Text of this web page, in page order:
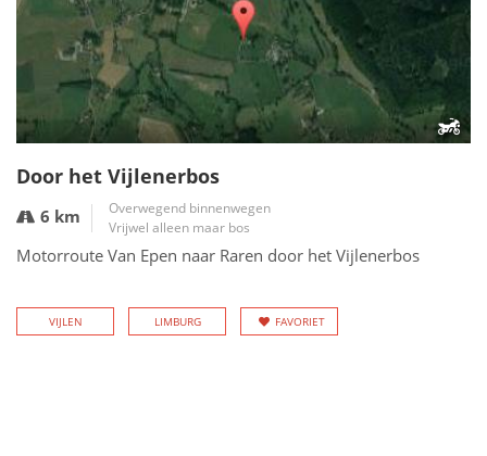
Door het Vijlenerbos
6 km
Overwegend binnenwegen
Vrijwel alleen maar bos
Motorroute Van Epen naar Raren door het Vijlenerbos
VIJLEN LIMBURG FAVORIET